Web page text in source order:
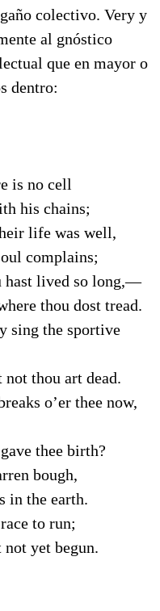
colectivo. Very y
al gnóstico
que en mayor o
dentro:
is no cell
his chains;
life was well,
complains;
hast lived so long,—
thou dost tread.
sing the sportive
thou art dead.
o’er thee now,
thee birth?
bough,
in the earth.
to run;
yet begun.